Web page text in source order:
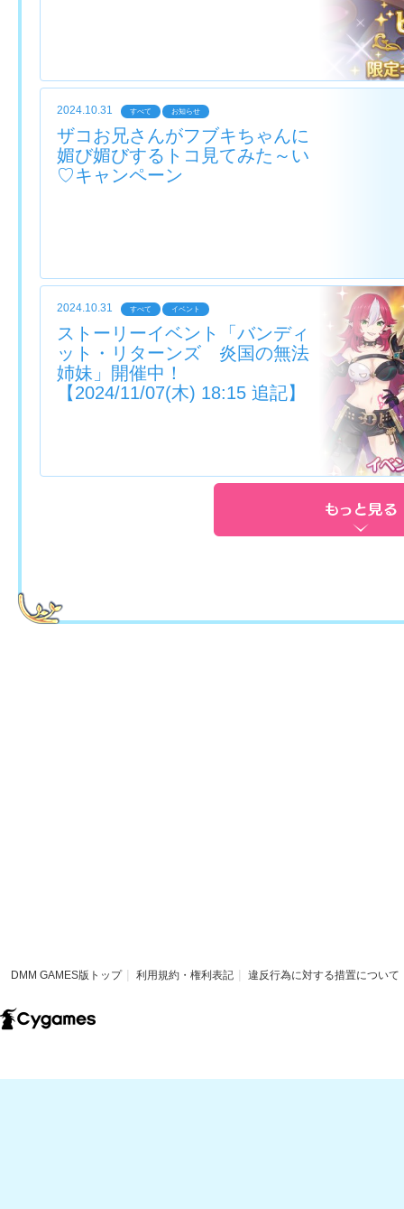
2024.10.31 すべて お知らせ
ザコお兄さんがフブキちゃんに
媚び媚びするトコ見てみた～い
♡キャンペーン
2024.10.31 すべて イベント
ストーリーイベント「バンディ
ット・リターンズ 炎国の無法
姉妹」開催中！
【2024/11/07(木) 18:15 追記】
DMM GAMES版トップ 利用規約・権利表記 違反行為に対する措置について